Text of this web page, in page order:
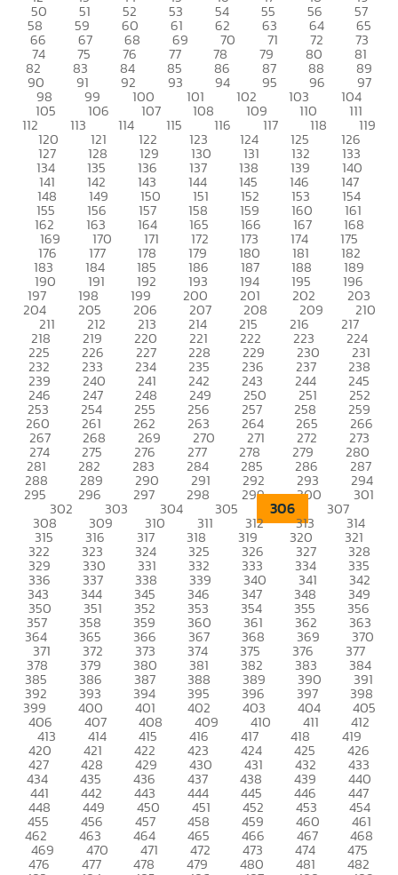
50 51 52 53 54 55 56 57
58 59 60 61 62 63 64 65
66 67 68 69 70 71 72 73
74 75 76 77 78 79 80 81
82 83 84 85 86 87 88 89
90 91 92 93 94 95 96 97
98 99 100 101 102 103 104
105 106 107 108 109 110 111
112 113 114 115 116 117 118 119
120 121 122 123 124 125 126
127 128 129 130 131 132 133
134 135 136 137 138 139 140
141 142 143 144 145 146 147
148 149 150 151 152 153 154
155 156 157 158 159 160 161
162 163 164 165 166 167 168
169 170 171 172 173 174 175
176 177 178 179 180 181 182
183 184 185 186 187 188 189
190 191 192 193 194 195 196
197 198 199 200 201 202 203
204 205 206 207 208 209 210
211 212 213 214 215 216 217
218 219 220 221 222 223 224
225 226 227 228 229 230 231
232 233 234 235 236 237 238
239 240 241 242 243 244 245
246 247 248 249 250 251 252
253 254 255 256 257 258 259
260 261 262 263 264 265 266
267 268 269 270 271 272 273
274 275 276 277 278 279 280
281 282 283 284 285 286 287
288 289 290 291 292 293 294
295 296 297 298 299 300 301
302 303 304 305 306 307
308 309 310 311 312 313 314
315 316 317 318 319 320 321
322 323 324 325 326 327 328
329 330 331 332 333 334 335
336 337 338 339 340 341 342
343 344 345 346 347 348 349
350 351 352 353 354 355 356
357 358 359 360 361 362 363
364 365 366 367 368 369 370
371 372 373 374 375 376 377
378 379 380 381 382 383 384
385 386 387 388 389 390 391
392 393 394 395 396 397 398
399 400 401 402 403 404 405
406 407 408 409 410 411 412
413 414 415 416 417 418 419
420 421 422 423 424 425 426
427 428 429 430 431 432 433
434 435 436 437 438 439 440
441 442 443 444 445 446 447
448 449 450 451 452 453 454
455 456 457 458 459 460 461
462 463 464 465 466 467 468
469 470 471 472 473 474 475
476 477 478 479 480 481 482